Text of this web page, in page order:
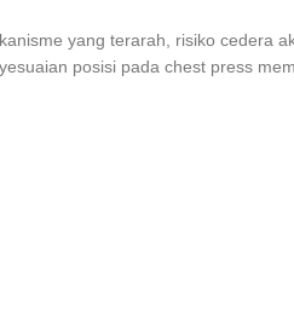
yang terarah, risiko cedera
posisi pada chest press